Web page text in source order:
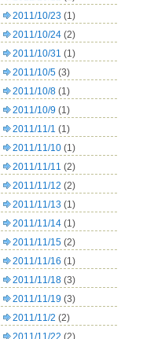
2011/10/23 (1)
2011/10/24 (2)
2011/10/31 (1)
2011/10/5 (3)
2011/10/8 (1)
2011/10/9 (1)
2011/11/1 (1)
2011/11/10 (1)
2011/11/11 (2)
2011/11/12 (2)
2011/11/13 (1)
2011/11/14 (1)
2011/11/15 (2)
2011/11/16 (1)
2011/11/18 (3)
2011/11/19 (3)
2011/11/2 (2)
2011/11/22 (2)